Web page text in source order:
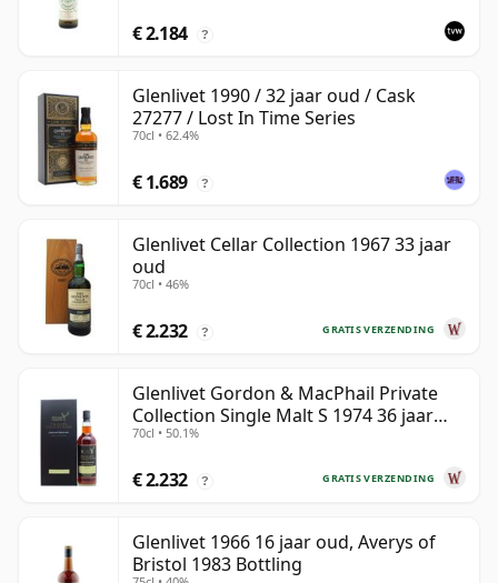
€ 2.184 ?
Glenlivet 1990 / 32 jaar oud / Cask
27277 / Lost In Time Series
70cl • 62.4%
€ 1.689 ?
Glenlivet Cellar Collection 1967 33 jaar
oud
70cl • 46%
GRATIS VERZENDING
€ 2.232 ?
Glenlivet Gordon & MacPhail Private
Collection Single Malt S 1974 36 jaar
oud
70cl • 50.1%
GRATIS VERZENDING
€ 2.232 ?
Glenlivet 1966 16 jaar oud, Averys of
Bristol 1983 Bottling